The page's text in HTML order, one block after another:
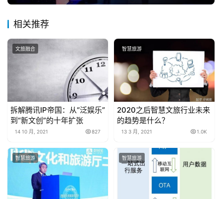
相关推荐
文旅融合
拆解腾讯IP帝国：从“泛娱乐”
到“新文创”的十年扩张
14 10 月, 2021 827
智慧旅游
2020之后智慧文旅行业未来
的趋势是什么？
13 3 月, 2021 1.0K
智慧旅游 智慧旅游